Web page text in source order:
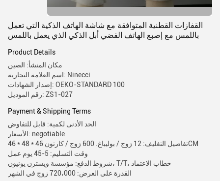
القفازات القطنية المتوافقة مع شاشة الهاتف الذكية التي تعمل
باللمس مع إصبع الهاتف الفضي أبل الذكي الذي يعمل باللمس
Product Details
مكان المنشأ: الصين
اسم العلامة التجارية: Ninecci
إصدار الشهادات: OEKO-STANDARD 100
رقم الموديل: ZS1-027
Payment & Shipping Terms
الحد الأدنى لكمية: قابل للتفاوض
الأسعار: negotiable
تفاصيل التغليف: 12 زوج / بوليباغ. 600 زوج / كارتون 46 * 48 * 46CM
وقت التسليم: 5-45 يوم عمل
شروط الدفع: مؤسسة ويسترن يونيون، T/T، خطاب الاعتماد
القدرة على العرض: 720،000 زوج في الشهر